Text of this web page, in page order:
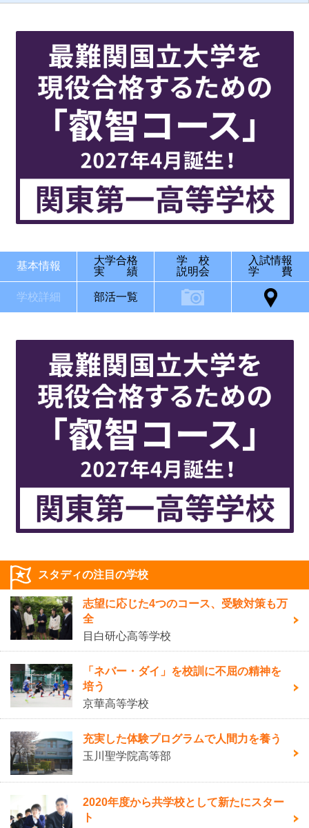
基本情報
大学合格
実 績
学 校
説明会
入試情報
学 費
学校詳細 部活一覧
スタディの注目の学校
志望に応じた4つのコース、受験対策も万
全
目白研心高等学校
「ネバー・ダイ」を校訓に不屈の精神を
培う
京華高等学校
充実した体験プログラムで人間力を養う
玉川聖学院高等部
2020年度から共学校として新たにスター
ト